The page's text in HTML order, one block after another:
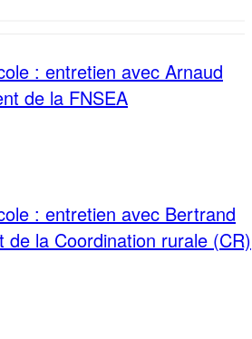
: entretien avec Arnaud
de la FNSEA
: entretien avec Bertrand
de la Coordination rurale (CR)